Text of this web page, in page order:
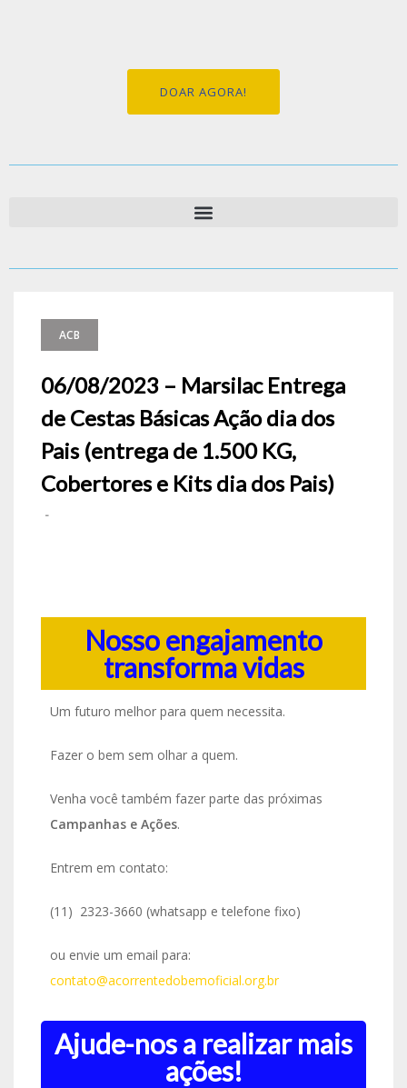
DOAR AGORA!
ACB
06/08/2023 – Marsilac Entrega
de Cestas Básicas Ação dia dos
Pais (entrega de 1.500 KG,
Cobertores e Kits dia dos Pais)
-
Nosso engajamento
transforma vidas
Um futuro melhor para quem necessita.
Fazer o bem sem olhar a quem.
Venha você também fazer parte das próximas
Campanhas e Ações.
Entrem em contato:
(11) 2323-3660 (whatsapp e telefone fixo)
ou envie um email para:
contato@acorrentedobemoficial.org.br
Ajude-nos a realizar mais
ações!